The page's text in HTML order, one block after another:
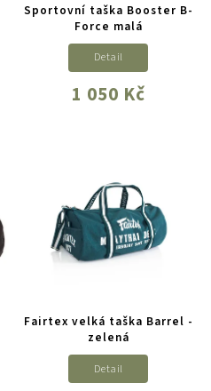
Sportovní taška Booster B-
Force malá
1 050 Kč
Detail
Fairtex velká taška Barrel -
zelená
Detail